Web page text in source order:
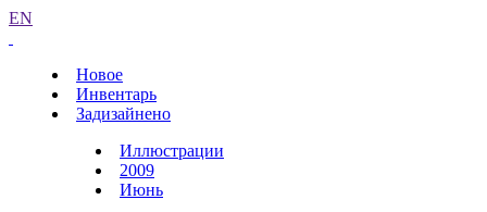
EN
Новое
Инвентарь
Задизайнено
Иллюстрации
2009
Июнь